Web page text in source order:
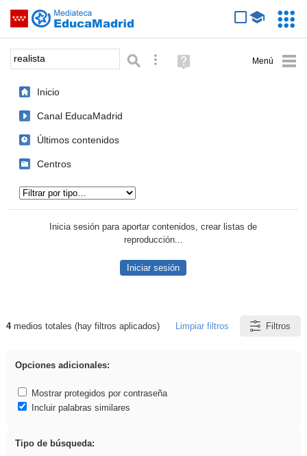
Saltar navegación
Palabra o frase: Búsqueda avanzada
Ayuda
(en
Inicio
Canal EducaMadrid
Últimos contenidos
Centros
Inicia sesión para aportar contenidos, crear listas de
reproducción...
Iniciar sesión
Resultados de: realista
4medios totales (hay filtros aplicados) Limpiar filtros Filtros
Opciones adicionales:
Mostrar protegidos por contraseña
Incluir palabras similares
Tipo de búsqueda: